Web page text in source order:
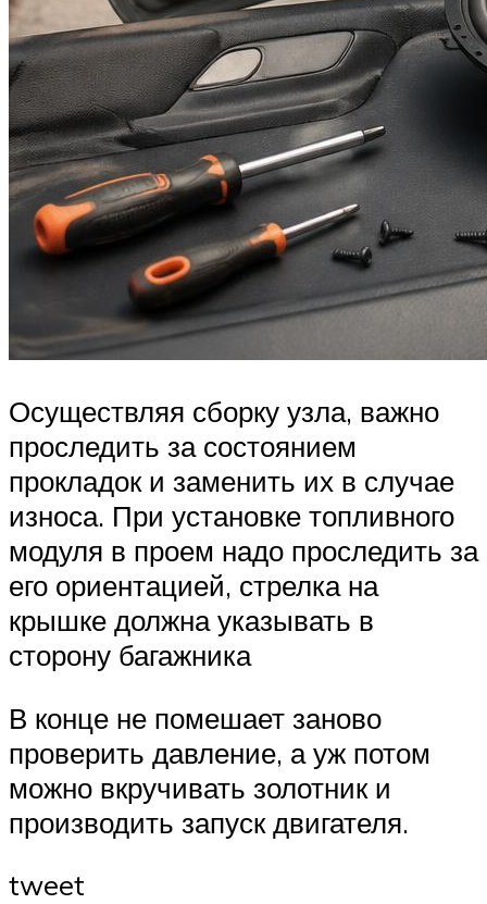
Осуществляя сборку узла, важно
проследить за состоянием
прокладок и заменить их в случае
износа. При установке топливного
модуля в проем надо проследить за
его ориентацией, стрелка на
крышке должна указывать в
сторону багажника
В конце не помешает заново
проверить давление, а уж потом
можно вкручивать золотник и
производить запуск двигателя.
tweet